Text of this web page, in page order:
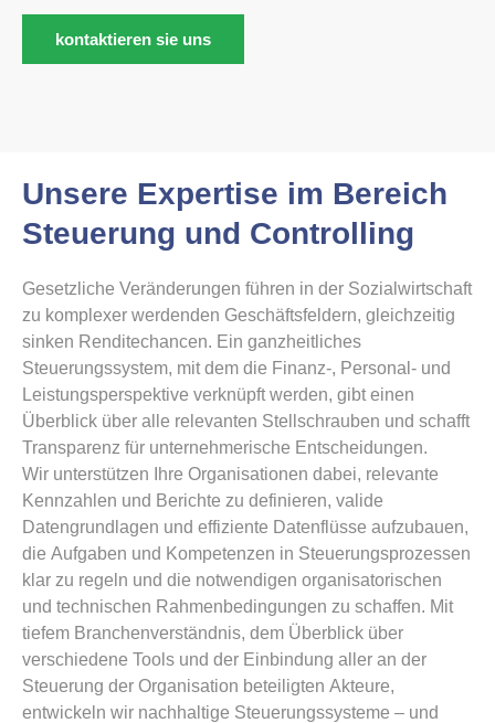
kontaktieren sie uns
Unsere Expertise im Bereich
Steuerung und Controlling
Gesetzliche Veränderungen führen in der Sozialwirtschaft
zu komplexer werdenden Geschäftsfeldern, gleichzeitig
sinken Renditechancen. Ein ganzheitliches
Steuerungssystem, mit dem die Finanz-, Personal- und
Leistungsperspektive verknüpft werden, gibt einen
Überblick über alle relevanten Stellschrauben und schafft
Transparenz für unternehmerische Entscheidungen.
Wir unterstützen Ihre Organisationen dabei, relevante
Kennzahlen und Berichte zu definieren, valide
Datengrundlagen und effiziente Datenflüsse aufzubauen,
die Aufgaben und Kompetenzen in Steuerungsprozessen
klar zu regeln und die notwendigen organisatorischen
und technischen Rahmenbedingungen zu schaffen. Mit
tiefem Branchenverständnis, dem Überblick über
verschiedene Tools und der Einbindung aller an der
Steuerung der Organisation beteiligten Akteure,
entwickeln wir nachhaltige Steuerungssysteme – und